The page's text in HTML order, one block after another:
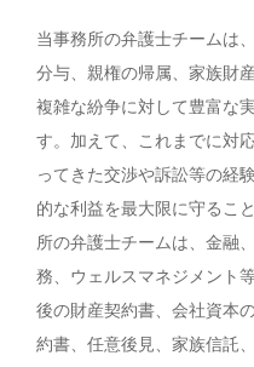
当事務所の弁護士チームは
分与、親権の帰属、家族財
複雑な紛争に対して豊富な
す。加えて、これまでに対
ってきた交渉や訴訟等の経
的な利益を最大限に守るこ
所の弁護士チームは、金融
務、ウェルスマネジメント
後の財産契約書、会社資本
約書、任意後見、家族信託